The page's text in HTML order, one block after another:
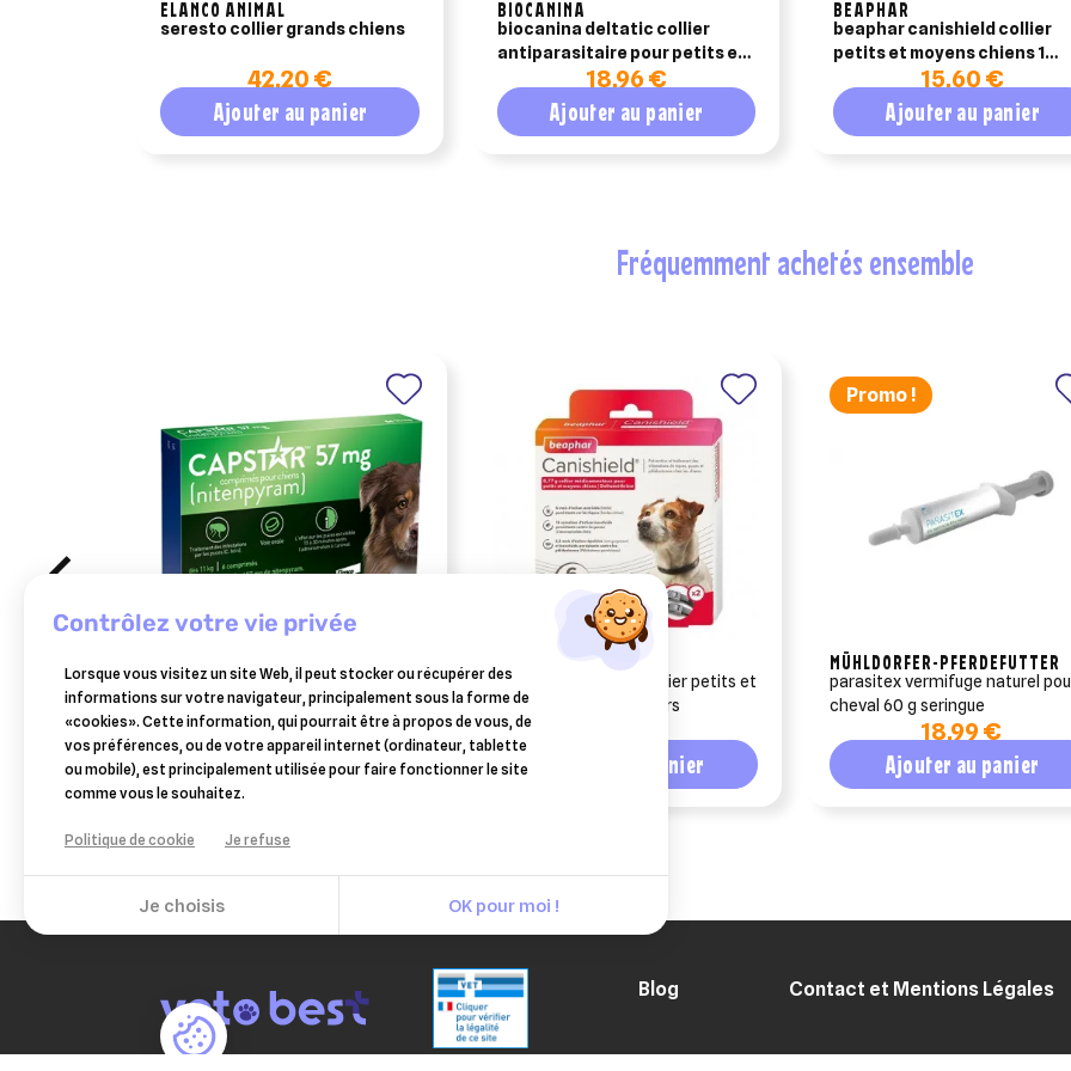
ELANCO ANIMAL
seresto collier grands chiens
42,20 €
Ajouter au panier
BIOCANINA
biocanina deltatic collier
antiparasitaire pour petits et
moyens chiens18,96 €
Ajouter au panier
BEAPHAR
beaphar canishield collier
petits et moyens chiens 1
15,60 €
Ajouter au panier
fréquemment achetés ensemble
ELANCO ANIMAL
capstar (57mg) comprimés anti-
puces chiens plus 11 kg
18,90 €
Ajouter au panier
BEAPHAR
beaphar canishield collier petits et
moyens chiens 2 colliers
Ajouter au panier
Promo !
MÜHLDORFER-PFERDEFUTTER
parasitex vermifuge naturel
cheval 60 g seringue
18,99 €
Ajouter au panier
Blog Contact et Mentions Légales
contrôlez votre vie privée
Lorsque vous visitez un site Web, il peut stocker ou récupérer des
informations sur votre navigateur, principalement sous la forme de
«cookies». Cette information, qui pourrait être à propos de vous, de
vos préférences, ou de votre appareil internet (ordinateur, tablette
ou mobile), est principalement utilisée pour faire fonctionner le site
comme vous le souhaitez.
Politique de cookie Je refuse
Je choisis OK pour moi !